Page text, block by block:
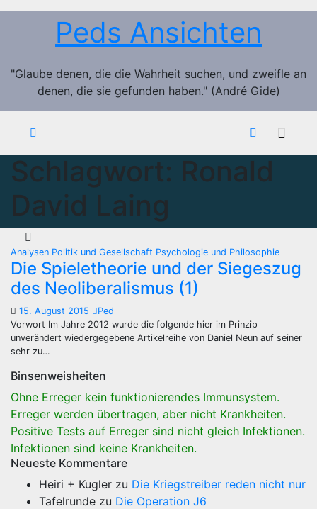
Zum
Peds Ansichten
"Glaube denen, die die Wahrheit suchen, und zweifle an
denen, die sie gefunden haben." (André Gide)
Schlagwort: Ronald
David Laing
Analysen Politik und Gesellschaft Psychologie und Philosophie
Die Spieletheorie und der Siegeszug
des Neoliberalismus (1)
15. August 2015
Ped
Vorwort Im Jahre 2012 wurde die folgende hier im Prinzip
unverändert wiedergegebene Artikelreihe von Daniel Neun auf seiner
sehr zu…
Binsenweisheiten
Ohne Erreger kein funktionierendes Immunsystem.
Erreger werden übertragen, aber nicht Krankheiten.
Positive Tests auf Erreger sind nicht gleich Infektionen.
Infektionen sind keine Krankheiten.
Neueste Kommentare
Heiri + Kugler zu Die Kriegstreiber reden nicht nur
Tafelrunde zu Die Operation J6